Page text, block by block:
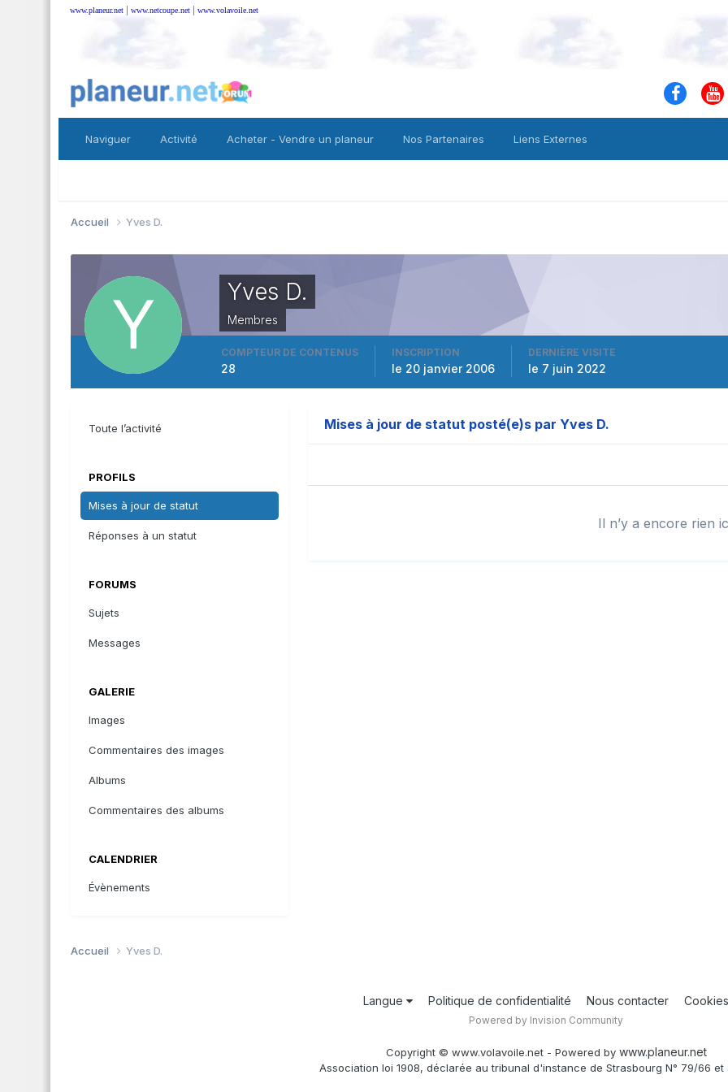
www.planeur.net | www.netcoupe.net | www.volavoile.net
Naviguer Activité Acheter - Vendre un planeur Nos Partenaires Liens Externes
Accueil Yves D.
Yves D.
Membres
COMPTEUR DE CONTENUS
28
INSCRIPTION
le 20 janvier 2006
DERNIÈRE VISITE
le 7 juin 2022
Toute l’activité
PROFILS
Mises à jour de statut
Réponses à un statut
FORUMS
Sujets
Messages
GALERIE
Images
Commentaires des images
Albums
Commentaires des albums
CALENDRIER
Évènements
Mises à jour de statut posté(e)s par Yves D.
Il n’y a encore rien
Accueil Yves D.
Langue Politique de confidentialité Nous contacter Cookies
Powered by Invision Community
Copyright © www.volavoile.net - Powered by www.planeur.net
Association loi 1908, déclarée au tribunal d'instance de Strasbourg N° 79/66 et